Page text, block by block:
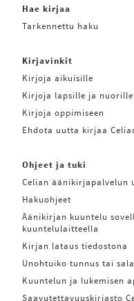
Hae kirjaa
Tarkennettu haku
Kirjavinkit
Kirjoja aikuisille
Kirjoja lapsille ja nuorille
Kirjoja oppimiseen
Ehdota uutta kirjaa
Ohjeet ja tuki
Celian äänikirjapalvelun
Hakuohjeet
Äänikirjan kuuntelu
kuuntelulaitteella
Kirjan lataus tiedostona
Unohtuiko tunnus tai
Kuuntelun ja lukemisen
Saavutettavuuskirjasto